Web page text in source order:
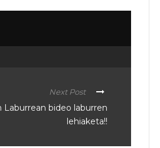
Next Post
Laburrean bideo laburren
lehiaketa!!